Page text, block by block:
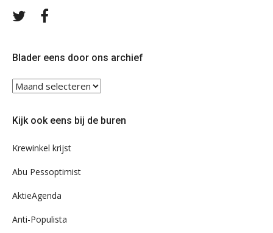
Volg
Blader eens door ons archief
Blader
eens
ons
Kijk ook eens bij de buren
Krewinkel krijst
Abu Pessoptimist
AktieAgenda
Anti-Populista